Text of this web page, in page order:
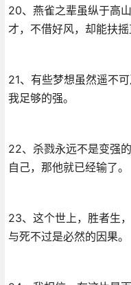
20、燕雀之辈虽纵于高
才，不借好风，却能扶摇
21、有些梦想虽然遥不
我足够的强。
22、杀戮永远不是变强
自己，那他就已经输了。
23、这个世上，胜者生
与死不过是必然的因果。